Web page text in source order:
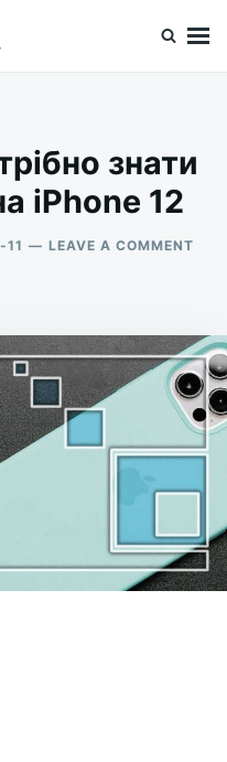
знати
iPhone 12
LEAVE A COMMENT
ПРО
НА
12